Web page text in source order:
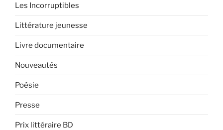
Les Incorruptibles
Littérature jeunesse
Livre documentaire
Nouveautés
Poésie
Presse
Prix littéraire BD